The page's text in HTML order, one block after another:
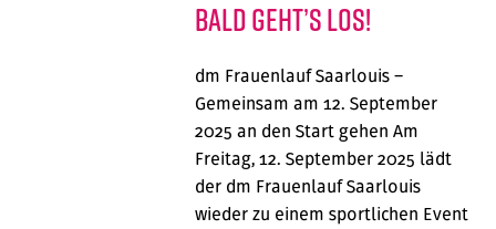
bald geht’s los!
dm Frauenlauf Saarlouis –
Gemeinsam am 12. September
2025 an den Start gehen Am
Freitag, 12. September 2025 lädt
der dm Frauenlauf Saarlouis
wieder zu einem sportlichen Event